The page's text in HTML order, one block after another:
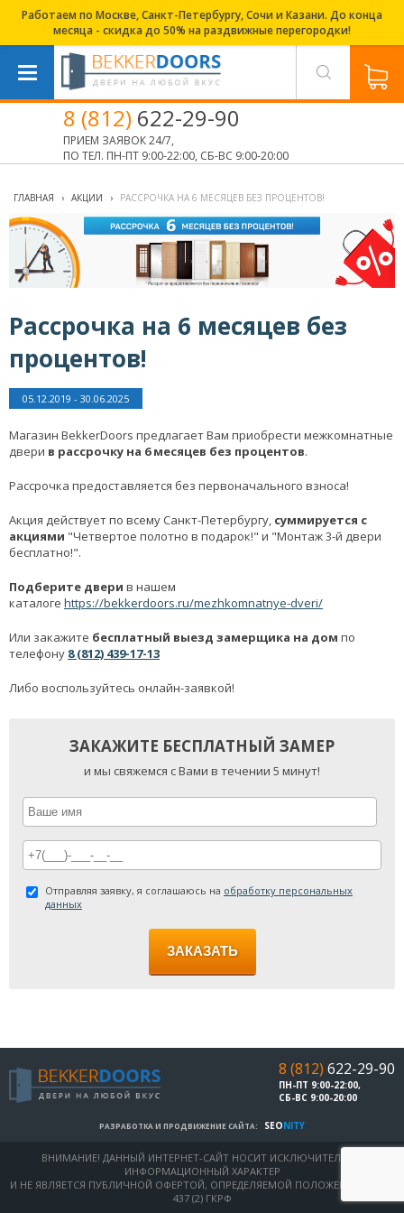
Работаем по Москве, Санкт-Петербургу, Сочи и Казани. До конца
месяца - скидка до 50% на раздвижные перегородки!
8 (812) 622-29-90
ПРИЕМ ЗАЯВОК 24/7,
ПО ТЕЛ. ПН-ПТ 9:00-22:00, СБ-ВС 9:00-20:00
ГЛАВНАЯ › АКЦИИ › РАССРОЧКА НА 6 МЕСЯЦЕВ БЕЗ ПРОЦЕНТОВ!
Рассрочка на 6 месяцев без
процентов!
05.12.2019 - 30.06.2025
Магазин BekkerDoors предлагает Вам приобрести межкомнатные
двери в рассрочку на 6 месяцев без процентов.
Рассрочка предоставляется без первоначального взноса!
Акция действует по всему Санкт-Петербургу, суммируется с
акциями "Четвертое полотно в подарок!" и "Монтаж 3-й двери
бесплатно!".
Подберите двери в нашем
каталоге https://bekkerdoors.ru/mezhkomnatnye-dveri/
Или закажите бесплатный выезд замерщика на дом по
телефону 8 (812) 439-17-13
Либо воспользуйтесь онлайн-заявкой!
ЗАКАЖИТЕ БЕСПЛАТНЫЙ ЗАМЕР
и мы свяжемся с Вами в течении 5 минут!
Отправляя заявку, я соглашаюсь на обработку персональных
данных
ЗАКАЗАТЬ
8 (812) 622-29-90
ПН-ПТ 9:00-22:00,
СБ-ВС 9:00-20:00
РАЗРАБОТКА И ПРОДВИЖЕНИЕ САЙТА: SEONITY
ВНИМАНИЕ! ДАННЫЙ ИНТЕРНЕТ-САЙТ НОСИТ ИСКЛЮЧИТЕЛЬНО
ИНФОРМАЦИОННЫЙ ХАРАКТЕР
И НЕ ЯВЛЯЕТСЯ ПУБЛИЧНОЙ ОФЕРТОЙ, ОПРЕДЕЛЯЕМОЙ ПОЛОЖЕНИЯМИ СТ.
437 (2) ГКРФ